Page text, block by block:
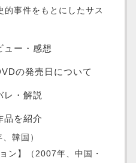
的事件をもとにしたサス
ュー・感想
の発売日について
レ・解説
品を紹介
韓国）
ン】（2007年、中国・